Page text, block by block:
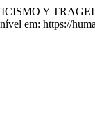
Y
em: https://